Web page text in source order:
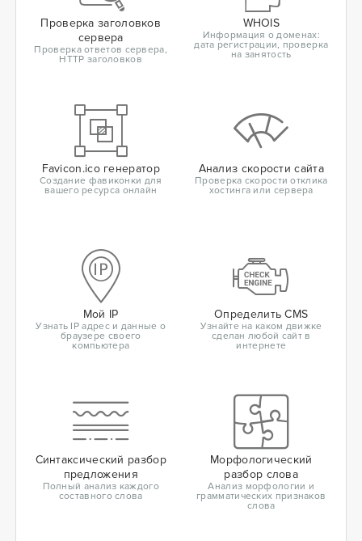
Проверка заголовков
сервера
Проверка ответов сервера,
HTTP заголовков
WHOIS
Информация о доменах:
дата регистрации, проверка
на занятость
Favicon.ico генератор
Создание фавиконки для
вашего ресурса онлайн
Анализ скорости сайта
Проверка скорости отклика
хостинга или сервера
Мой IP
Узнать IP адрес и данные о
браузере своего
компьютера
Определить CMS
Узнайте на каком движке
сделан любой сайт в
интернете
Синтаксический разбор
предложения
Полный анализ каждого
составного слова
Морфологический
разбор слова
Анализ морфологии и
грамматических признаков
слова